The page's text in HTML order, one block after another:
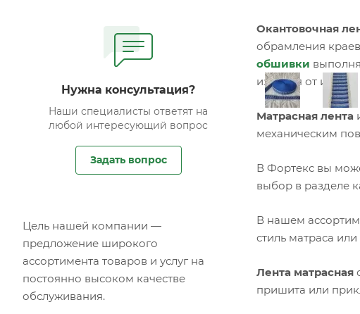
Окантовочная
обрамления
обшивки
изделия от
Матрасная лента
механическим
В Фортекс вы
выбор в разделе
В нашем
стиль матраса
Лента матрасная
пришита или
Нужна консультация?
Наши специалисты ответят на
любой интересующий вопрос
Задать вопрос
Цель нашей компании —
предложение широкого
ассортимента товаров и услуг на
постоянно высоком качестве
обслуживания.